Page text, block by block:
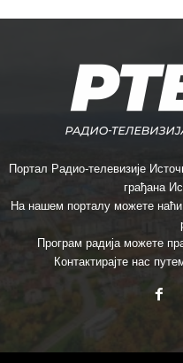
Портал Радио-телевизије
грађана
На нашем порталу можете наћи
Програм радија можете
Контактирајте нас